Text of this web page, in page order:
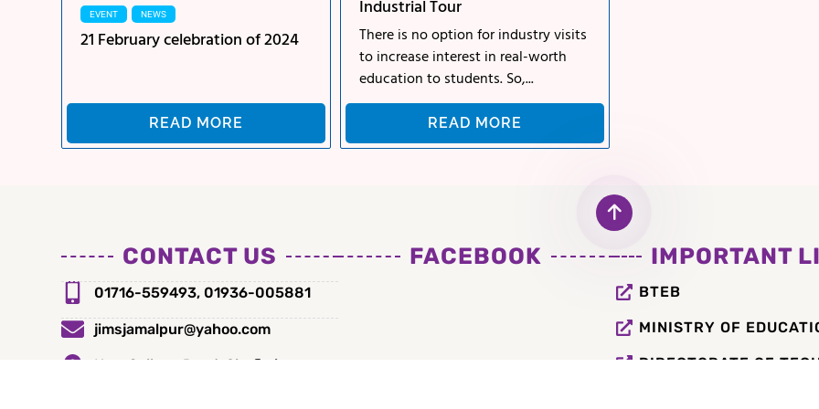
EVENT NEWS
21 February celebration of 2024
READ MORE
Industrial Tour
There is no option for industry visits
to increase interest in real-worth
education to students. So,...
READ MORE
CONTACT US
01716-559493, 01936-005881
jimsjamalpur@yahoo.com
New College Road, Shofimiyar
FACEBOOK IMPORTANT
BTEB
MINISTRY OF
DIRECTORATE OF